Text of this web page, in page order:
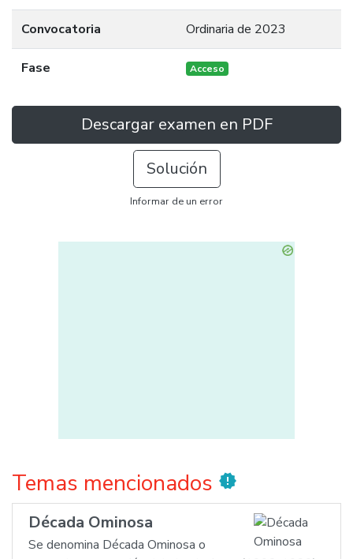
Convocatoria Ordinaria de 2023
Fase Acceso
Descargar examen en PDF
Solución
Informar de un error
Temas mencionados new_releases
Década Ominosa
Se denomina Década Ominosa o